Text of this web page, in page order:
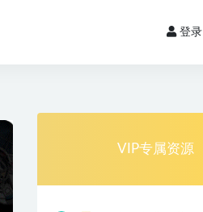
登录
VIP专属资源